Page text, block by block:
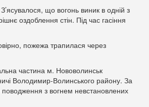
що вогонь виник в одній з
оздоблення стін. Під час гасіння
пожежа трапилася через
частина м. Нововолинськ
Володимир-Волинського району. За
з вогнем невстановлених